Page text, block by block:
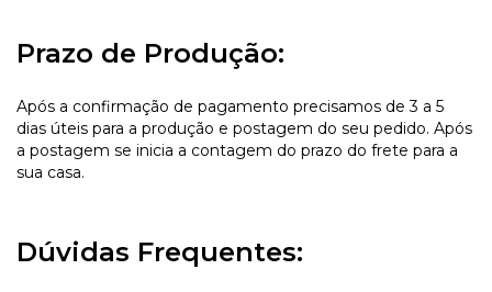
Prazo de Produção:
Após a confirmação de pagamento precisamos de 3 a 5
dias úteis para a produção e postagem do seu pedido. Após
a postagem se inicia a contagem do prazo do frete para a
sua casa.
Dúvidas Frequentes: